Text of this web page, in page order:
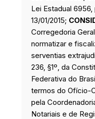
Lei Estadual
13/01/2015;
Corregedoria
normatizar e
serventias
236, §1º, da
Federativa do
termos do Ofício-
pela
Notariais e de